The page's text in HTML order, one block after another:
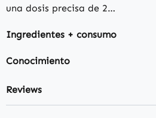
una dosis precisa de 2…
Ingredientes + consumo
Conocimiento
Reviews